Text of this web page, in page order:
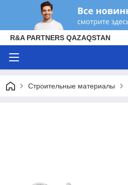
R&A PARTNERS QAZAQSTAN
Строительные материалы